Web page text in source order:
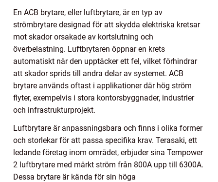
En ACB brytare, eller luftbrytare, är en typ av
strömbrytare designad för att skydda elektriska kretsar
mot skador orsakade av kortslutning och
överbelastning. Luftbrytaren öppnar en krets
automatiskt när den upptäcker ett fel, vilket förhindrar
att skador sprids till andra delar av systemet. ACB
brytare används oftast i applikationer där hög ström
flyter, exempelvis i stora kontorsbyggnader, industrier
och infrastrukturprojekt.
Luftbrytare är anpassningsbara och finns i olika former
och storlekar för att passa specifika krav. Terasaki, ett
ledande företag inom området, erbjuder sina Tempower
2 luftbrytare med märkt ström från 800A upp till 6300A.
Dessa brytare är kända för sin höga